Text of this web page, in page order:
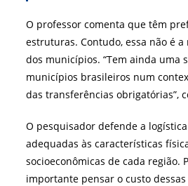
O professor comenta que têm
estruturas. Contudo, essa não é
dos municípios. “Tem ainda uma
municípios brasileiros num
das transferências obrigatórias”,
O pesquisador defende a
adequadas às características
socioeconômicas de cada região.
importante pensar o custo